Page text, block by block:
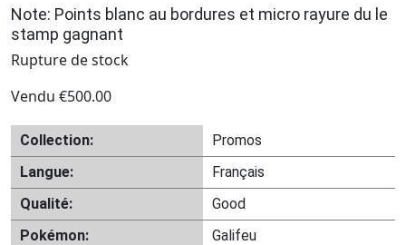
Note: Points blanc au bordures et micro rayure du le
stamp gagnant
Rupture de stock
Vendu €500.00
Collection:
Promos
Langue:
Français
Qualité:
Good
Pokémon:
Galifeu